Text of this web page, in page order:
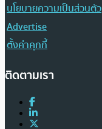
นโยบายความเป็นส่วนตัว
Advertise
ตั้งค่าคุกกี้
ติดตามเรา